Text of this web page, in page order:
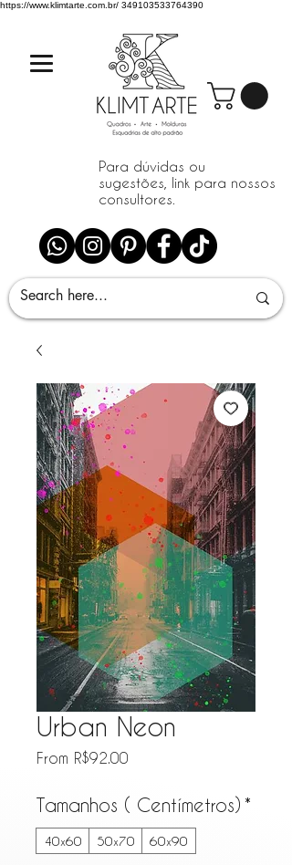
https://www.klimtarte.com.br/ 349103533764390
Para dúvidas ou
sugestões, link para nossos
consultores.
Urban Neon
From R$92.00
Tamanhos ( Centímetros) *
40x60 50x70 60x90